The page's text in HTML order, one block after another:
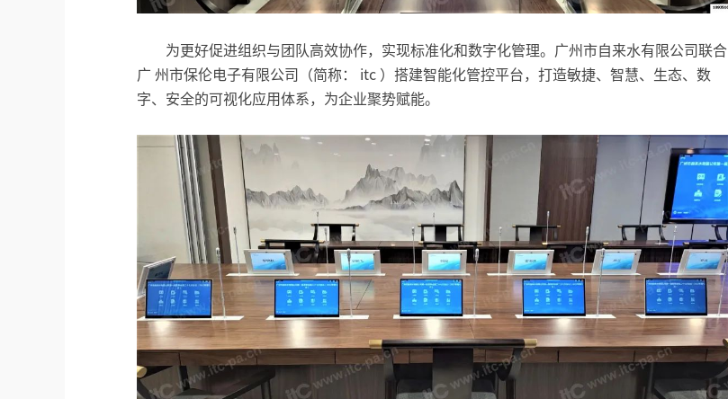
为更好促进组织与团队高效协作，实现标准化和数字化管理。广州市自来水有限公司联合
广 州市保伦电子有限公司（简称： itc ）搭建智能化管控平台，打造敏捷、智慧、生态、数
字、安全的可视化应用体系，为企业聚势赋能。